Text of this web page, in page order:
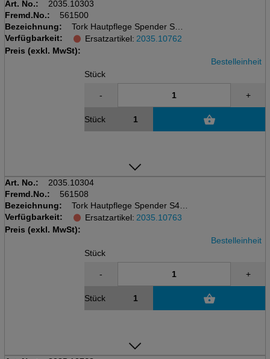
Art. No.:
2035.10303
Fremd.No.:
561500
Bezeichnung:
Tork Hautpflege Spender S4
für Schaumseife/Desinfektion
B 113x H 286xT 105mm,weiss
Verfügbarkeit: Ersatzartikel: 2035.10762
Preis (exkl. MwSt):
Bestelleinheit
Stück
- +
Stück
Art. No.:
2035.10304
Fremd.No.:
561508
Bezeichnung:
Tork Hautpflege Spender S4
für Schaumseife/Desinfektion
B113xH286xT105mm,schwarz
Verfügbarkeit: Ersatzartikel: 2035.10763
Preis (exkl. MwSt):
Bestelleinheit
Stück
- +
Stück